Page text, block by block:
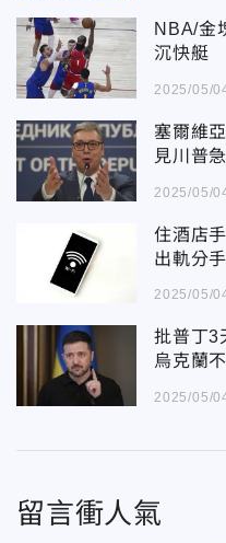
NBA/金
沉快艇
2025/05/
塞爾維
見川普
2025/05/
住酒店
出軌分
2025/05/
批普丁3
烏克蘭
2025/05/
留言衝人氣